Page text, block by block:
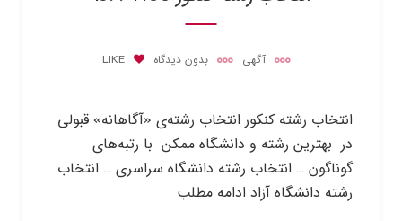
آگهی بدون دیدگاه LIKE
انتخاب رشته کنکور انتخاب رشته‌ی «آگاهانه» قبولی
در بهترین رشته و دانشگاه ممکن با رتبه‌های
گوناگون … انتخاب رشته دانشگاه سراسری … انتخاب
رشته دانشگاه آزاد ادامه مطلب